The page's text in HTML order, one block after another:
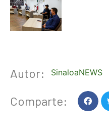
Autor: SinaloaNEWS
Comparte: